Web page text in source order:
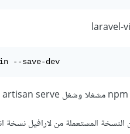
--save-dev